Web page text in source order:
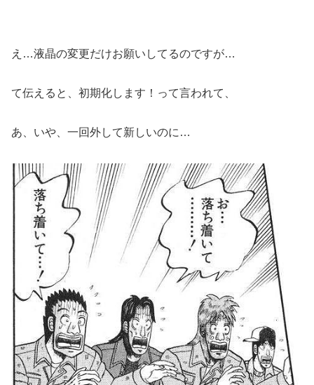
え…液晶の変更だけお願いしてるのですが…
て伝えると、初期化します！って言われて、
あ、いや、一回外して新しいのに…